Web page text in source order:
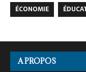
ÉCONOMIE
A PROPOS